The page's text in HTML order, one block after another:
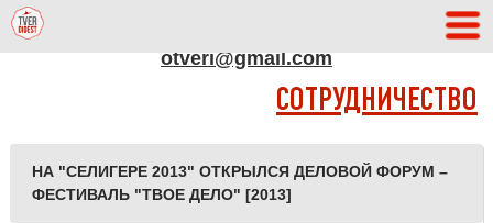
otveri@gmail.com
СОТРУДНИЧЕСТВО
НА "СЕЛИГЕРЕ 2013" ОТКРЫЛСЯ ДЕЛОВОЙ ФОРУМ –
ФЕСТИВАЛЬ "ТВОЕ ДЕЛО" [2013]